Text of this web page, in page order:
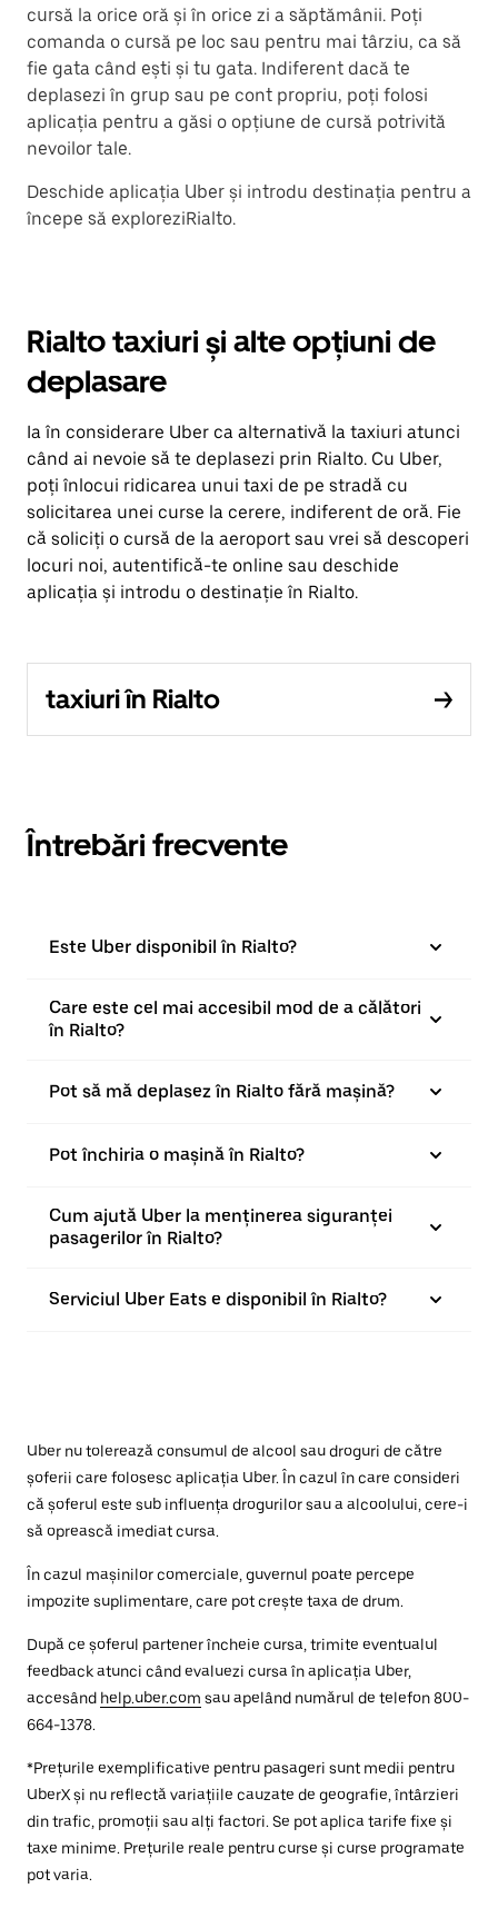
cursă la orice oră și în orice zi a săptămânii. Poți
comanda o cursă pe loc sau pentru mai târziu, ca să
fie gata când ești și tu gata. Indiferent dacă te
deplasezi în grup sau pe cont propriu, poți folosi
aplicația pentru a găsi o opțiune de cursă potrivită
nevoilor tale.
Deschide aplicația Uber și introdu destinația pentru a
începe să exploreziRialto.
Rialto taxiuri și alte opțiuni de
deplasare
Ia în considerare Uber ca alternativă la taxiuri atunci
când ai nevoie să te deplasezi prin Rialto. Cu Uber,
poți înlocui ridicarea unui taxi de pe stradă cu
solicitarea unei curse la cerere, indiferent de oră. Fie
că soliciți o cursă de la aeroport sau vrei să descoperi
locuri noi, autentifică-te online sau deschide
aplicația și introdu o destinație în Rialto.
taxiuri în Rialto
Întrebări frecvente
Este Uber disponibil în Rialto?
Care este cel mai accesibil mod de a călători
în Rialto?
Pot să mă deplasez în Rialto fără mașină?
Pot închiria o mașină în Rialto?
Cum ajută Uber la menținerea siguranței
pasagerilor în Rialto?
Serviciul Uber Eats e disponibil în Rialto?
Uber nu tolerează consumul de alcool sau droguri de către
șoferii care folosesc aplicația Uber. În cazul în care consideri
că șoferul este sub influența drogurilor sau a alcoolului, cere-i
să oprească imediat cursa.
În cazul mașinilor comerciale, guvernul poate percepe
impozite suplimentare, care pot crește taxa de drum.
După ce șoferul partener încheie cursa, trimite eventualul
feedback atunci când evaluezi cursa în aplicația Uber,
accesând help.uber.com sau apelând numărul de telefon 800-
664-1378.
*Prețurile exemplificative pentru pasageri sunt medii pentru
UberX și nu reflectă variațiile cauzate de geografie, întârzieri
din trafic, promoții sau alți factori. Se pot aplica tarife fixe și
taxe minime. Prețurile reale pentru curse și curse programate
pot varia.